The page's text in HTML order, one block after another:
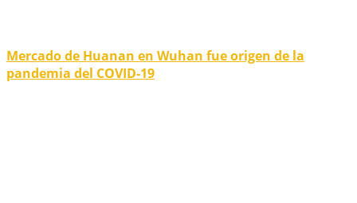
Mercado de Huanan en Wuhan fue origen de la
pandemia del COVID-19